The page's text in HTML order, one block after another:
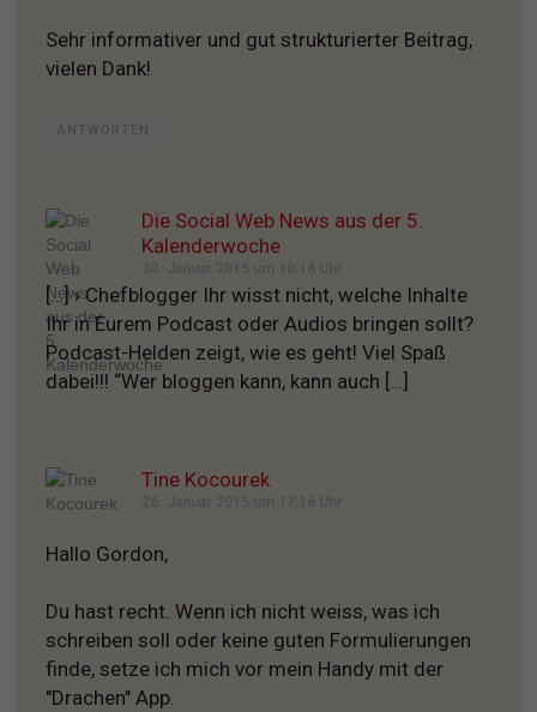
Sehr informativer und gut strukturierter Beitrag,
vielen Dank!
ANTWORTEN
Die Social Web News aus der 5.
Kalenderwoche
[…] › Chefblogger Ihr wisst nicht, welche Inhalte
Ihr in Eurem Podcast oder Audios bringen sollt?
Podcast-Helden zeigt, wie es geht! Viel Spaß
dabei!!! “Wer bloggen kann, kann auch […]
Tine Kocourek
Hallo Gordon,
Du hast recht. Wenn ich nicht weiss, was ich
schreiben soll oder keine guten Formulierungen
finde, setze ich mich vor mein Handy mit der
"Drachen" App.